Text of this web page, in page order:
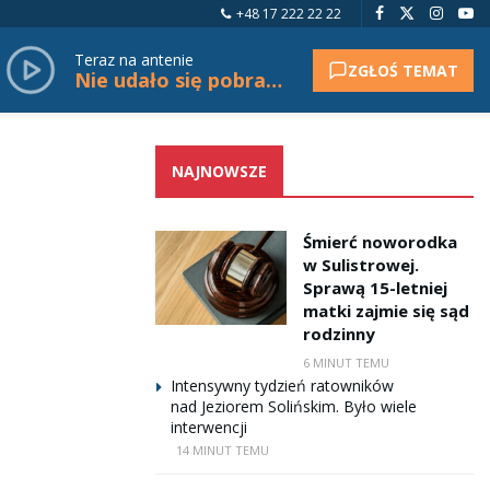
+48 17 222 22 22
Teraz na antenie
Nie udało się pobrać tytułu. ZGŁOŚ TEMAT
NAJNOWSZE
Śmierć noworodka
w Sulistrowej.
Sprawą 15-letniej
matki zajmie się sąd
rodzinny
6 MINUT TEMU
Intensywny tydzień ratowników
nad Jeziorem Solińskim. Było wiele
interwencji
14 MINUT TEMU